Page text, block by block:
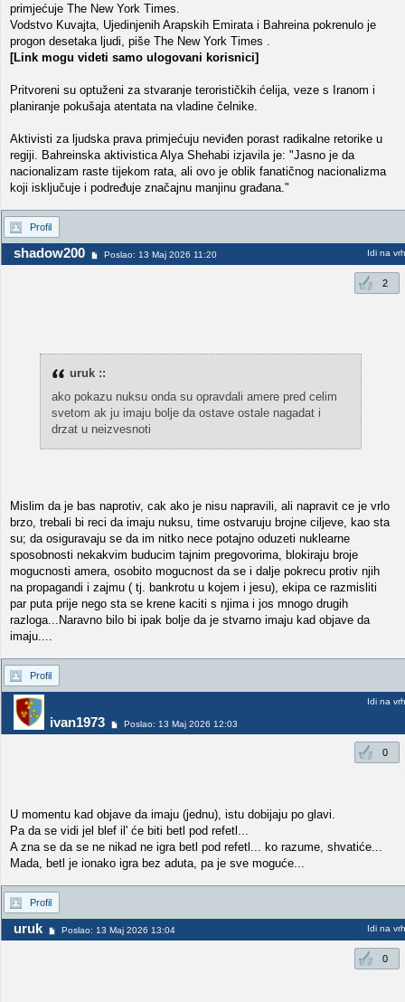
primjećuje The New York Times.
Vodstvo Kuvajta, Ujedinjenih Arapskih Emirata i Bahreina pokrenulo je
progon desetaka ljudi, piše The New York Times .
[Link mogu videti samo ulogovani korisnici]
Pritvoreni su optuženi za stvaranje terorističkih ćelija, veze s Iranom i
planiranje pokušaja atentata na vladine čelnike.
Aktivisti za ljudska prava primjećuju neviđen porast radikalne retorike u
regiji. Bahreinska aktivistica Alya Shehabi izjavila je: "Jasno je da
nacionalizam raste tijekom rata, ali ovo je oblik fanatičnog nacionalizma
koji isključuje i podređuje značajnu manjinu građana."
Profil
shadow200 Poslao: 13 Maj 2026 11:20 Idi na vrh
2
uruk ::
ako pokazu nuksu onda su opravdali amere pred celim
svetom ak ju imaju bolje da ostave ostale nagadat i
drzat u neizvesnoti
Mislim da je bas naprotiv, cak ako je nisu napravili, ali napravit ce je vrlo
brzo, trebali bi reci da imaju nuksu, time ostvaruju brojne ciljeve, kao sta
su; da osiguravaju se da im nitko nece potajno oduzeti nuklearne
sposobnosti nekakvim buducim tajnim pregovorima, blokiraju broje
mogucnosti amera, osobito mogucnost da se i dalje pokrecu protiv njih
na propagandi i zajmu ( tj. bankrotu u kojem i jesu), ekipa ce razmisliti
par puta prije nego sta se krene kaciti s njima i jos mnogo drugih
razloga...Naravno bilo bi ipak bolje da je stvarno imaju kad objave da
imaju....
Profil
ivan1973 Poslao: 13 Maj 2026 12:03
Idi na vrh
0
U momentu kad objave da imaju (jednu), istu dobijaju po glavi.
Pa da se vidi jel blef il' će biti betl pod refetl...
A zna se da se ne nikad ne igra betl pod refetl... ko razume, shvatiće...
Mada, betl je ionako igra bez aduta, pa je sve moguće...
Profil
uruk Poslao: 13 Maj 2026 13:04 Idi na vrh
0